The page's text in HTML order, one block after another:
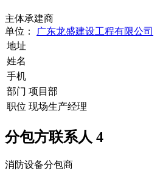
主体承建商
单位：
广东龙盛建设工程有限公司
地址
姓名
手机
部门 项目部
职位 现场生产经理
分包方联系人 4
消防设备分包商